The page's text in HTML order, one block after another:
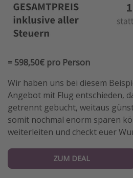
= 598,50€ pro Person
Wir haben uns bei diesem
Angebot mit Flug entschieden,
getrennt gebucht, weitaus
somit nochmal enorm sparen
weiterleiten und checkt euer
ZUM DEAL